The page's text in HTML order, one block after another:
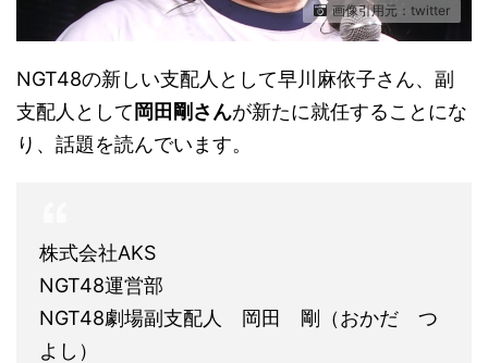
画像引用元：twitter
NGT48の新しい支配人として早川麻依子さん、副
支配人として岡田剛さんが新たに就任することにな
り、話題を読んでいます。
株式会社AKS
NGT48運営部
NGT48劇場副支配人 岡田 剛（おかだ つ
よし）